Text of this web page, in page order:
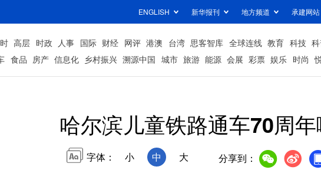
ENGLISH 新华报刊 地方频道 承建网站
高层 时政 人事 国际 财经 网评 港澳 台湾 思客智库 全球连线 教育 科技
食品 房产 信息化 乡村振兴 溯源中国 城市 旅游 能源 会展 彩票 娱乐 时尚
哈尔滨儿童铁路通车70周
字体： 小 中 大 分享到：